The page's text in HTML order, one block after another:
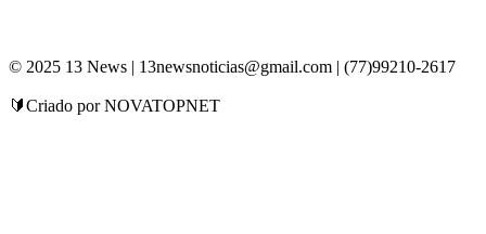
© 2025 13 News | 13newsnoticias@gmail.com | (77)99210-2617
🔰Criado por NOVATOPNET